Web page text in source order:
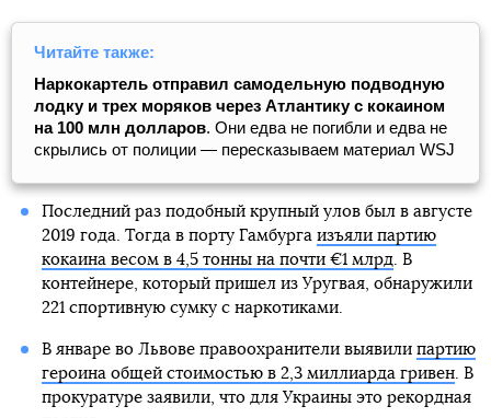
Читайте также:
Наркокартель отправил самодельную подводную
лодку и трех моряков через Атлантику с кокаином
на 100 млн долларов. Они едва не погибли и едва не
скрылись от полиции — пересказываем материал WSJ
Последний раз подобный крупный улов был в августе
2019 года. Тогда в порту Гамбурга изъяли партию
кокаина весом в 4,5 тонны на почти €1 млрд. В
контейнере, который пришел из Уругвая, обнаружили
221 спортивную сумку с наркотиками.
В январе во Львове правоохранители выявили партию
героина общей стоимостью в 2,3 миллиарда гривен. В
прокуратуре заявили, что для Украины это рекордная